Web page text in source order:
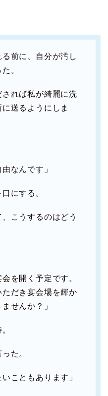
前に、自分が汚し
。
されば私が綺麗に洗
送るようにしま
なんです」
にする。
こうするのはどう
を開く予定です。
だき宴会場を輝か
せんか？」
た。
こともあります」